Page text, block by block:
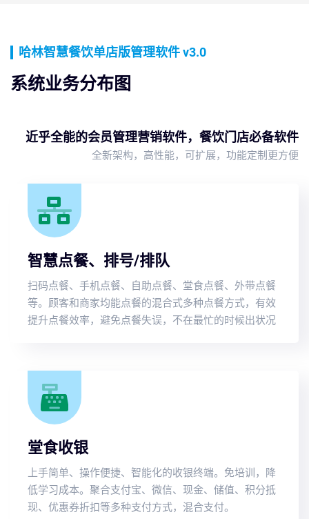
哈林智慧餐饮单店版管理软件 v3.0
系统业务分布图
近乎全能的会员管理营销软件，餐饮门店必备软件
全新架构，高性能，可扩展，功能定制更方便
智慧点餐、排号/排队
扫码点餐、手机点餐、自助点餐、堂食点餐、外带点餐
等。顾客和商家均能点餐的混合式多种点餐方式，有效
提升点餐效率，避免点餐失误，不在最忙的时候出状况
堂食收银
上手简单、操作便捷、智能化的收银终端。免培训，降
低学习成本。聚合支付宝、微信、现金、储值、积分抵
现、优惠券折扣等多种支付方式，混合支付。